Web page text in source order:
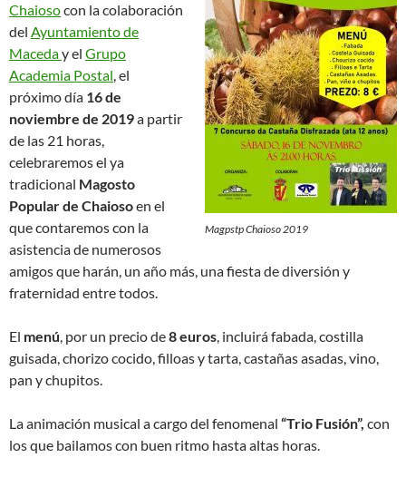
Magpstp Chaioso 2019
Chaiosocon la colaboración
del Ayuntamiento de
Maceday el Grupo
Academia Postal, el
próximo día 16 de
noviembre de 2019a partir
de las 21 horas,
celebraremos el ya
tradicional Magosto
Popular de Chaiosoen el
que contaremos con la
asistencia de numerosos
amigos que harán, un año más, una fiesta de diversión y
fraternidad entre todos.
El menú, por un precio de8 euros, incluirá fabada, costilla
guisada, chorizo cocido, filloas y tarta, castañas asadas, vino,
pan y chupitos.
La animación musical a cargo del fenomenal “Trio Fusión”, con
los que bailamos con buen ritmo hasta altas horas.